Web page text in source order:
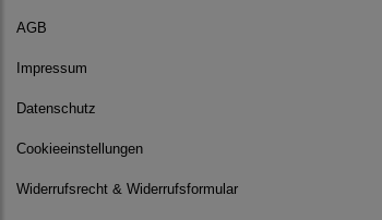
AGB
Impressum
Datenschutz
Cookieeinstellungen
Widerrufsrecht & Widerrufsformular